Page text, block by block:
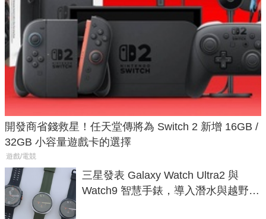
開發商省錢救星！任天堂傳將為 Switch 2 新增 16GB /
32GB 小容量遊戲卡的選擇
遊戲/電競
三星發表 Galaxy Watch Ultra2 與
Watch9 智慧手錶，導入潛水與越野跑